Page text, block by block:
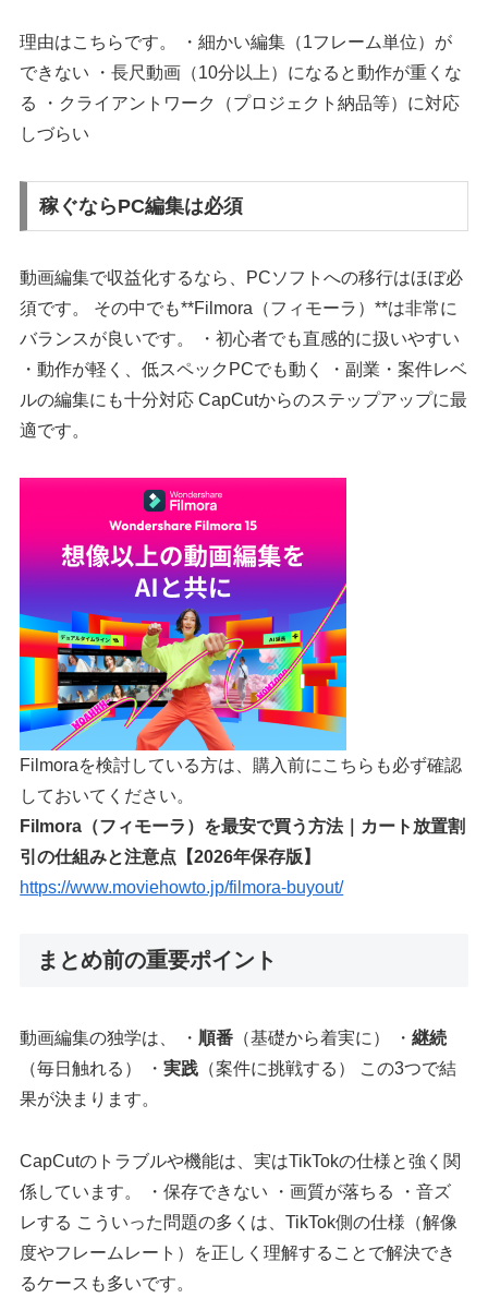
理由はこちらです。 ・細かい編集（1フレーム単位）が
できない ・長尺動画（10分以上）になると動作が重くな
る ・クライアントワーク（プロジェクト納品等）に対応
しづらい
稼ぐならPC編集は必須
動画編集で収益化するなら、PCソフトへの移行はほぼ必
須です。 その中でも**Filmora（フィモーラ）**は非常に
バランスが良いです。 ・初心者でも直感的に扱いやすい
・動作が軽く、低スペックPCでも動く ・副業・案件レベ
ルの編集にも十分対応 CapCutからのステップアップに最
適です。
Filmoraを検討している方は、購入前にこちらも必ず確認
しておいてください。
Filmora（フィモーラ）を最安で買う方法｜カート放置割
引の仕組みと注意点【2026年保存版】
https://www.moviehowto.jp/filmora-buyout/
まとめ前の重要ポイント
動画編集の独学は、 ・ 順番 （基礎から着実に） ・継続
（毎日触れる） ・実践 （案件に挑戦する） この3つで結
果が決まります。
CapCutのトラブルや機能は、実はTikTokの仕様と強く関
係しています。 ・保存できない ・画質が落ちる ・音ズ
レする こういった問題の多くは、TikTok側の仕様（解像
度やフレームレート）を正しく理解することで解決でき
るケースも多いです。